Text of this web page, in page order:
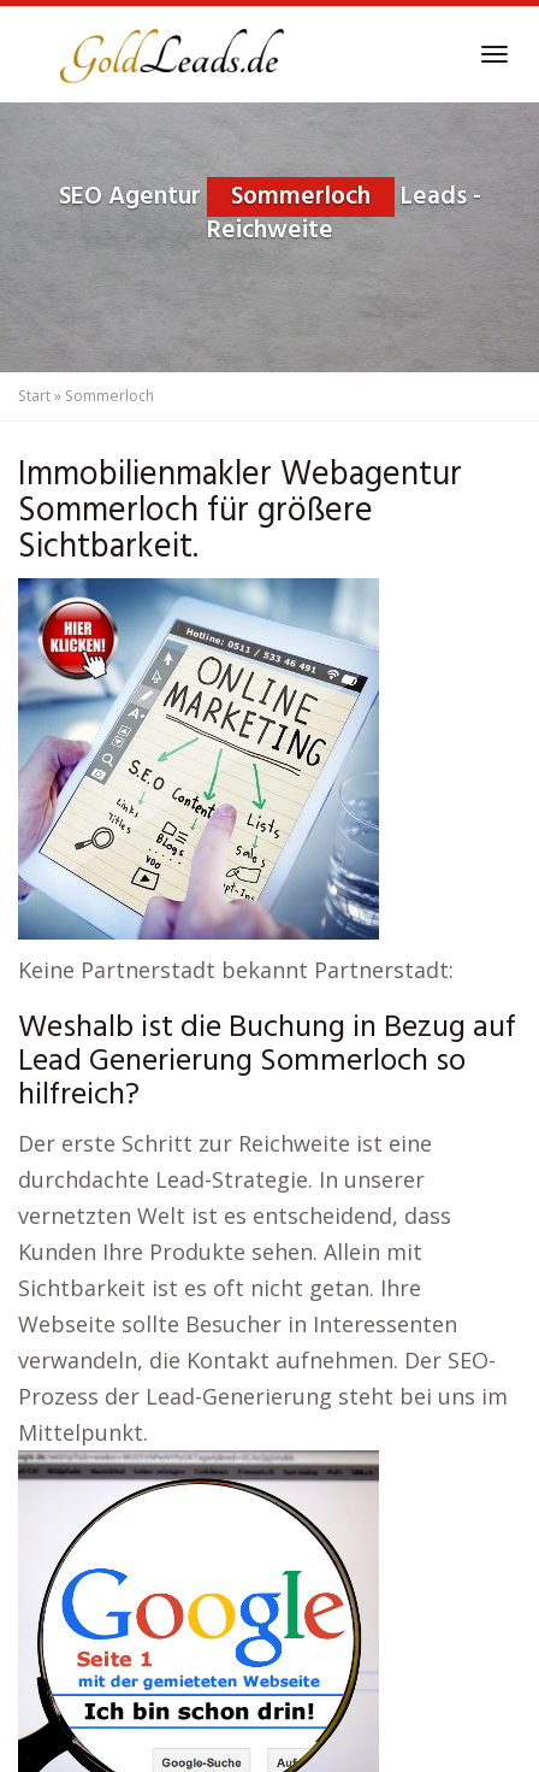
SEO Agentur Sommerloch
Leads -
Reichweite
Start» Sommerloch
Immobilienmakler Webagentur
Sommerloch für größere
Sichtbarkeit.
Keine Partnerstadt bekannt Partnerstadt:
Weshalb ist die Buchung in Bezug auf
Lead Generierung Sommerloch so
hilfreich?
Der erste Schritt zur Reichweite ist eine
durchdachte Lead-Strategie. In unserer
vernetzten Welt ist es entscheidend, dass
Kunden Ihre Produkte sehen. Allein mit
Sichtbarkeit ist es oft nicht getan. Ihre
Webseite sollte Besucher in Interessenten
verwandeln, die Kontakt aufnehmen. Der SEO-
Prozess der Lead-Generierung steht bei uns im
Mittelpunkt.